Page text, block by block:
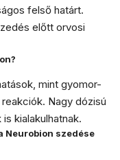
felső határt.
előtt orvosi
mint gyomor-
Nagy dózisú
kialakulhatnak.
Neurobion szedése